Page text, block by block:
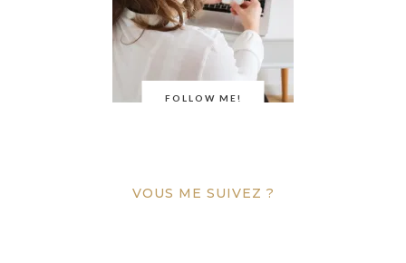
FOLLOW ME!
VOUS ME SUIVEZ ?